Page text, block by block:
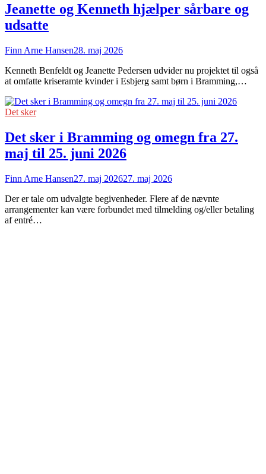
Jeanette og Kenneth hjælper sårbare og
udsatte
Finn Arne Hansen28. maj 2026
Kenneth Benfeldt og Jeanette Pedersen udvider nu projektet til også
at omfatte kriseramte kvinder i Esbjerg samt børn i Bramming,…
Det sker
Det sker i Bramming og omegn fra 27.
maj til 25. juni 2026
Finn Arne Hansen27. maj 202627. maj 2026
Der er tale om udvalgte begivenheder. Flere af de nævnte
arrangementer kan være forbundet med tilmelding og/eller betaling
af entré…